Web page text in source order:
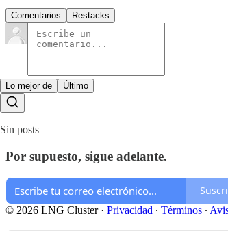
Comentarios Restacks
Lo mejor de Último
Sin posts
Por supuesto, sigue adelante.
© 2026 LNG Cluster· Privacidad ∙ Términos ∙